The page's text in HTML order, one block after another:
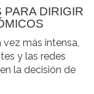
DIRIGIR
más intensa,
y las redes
la decisión de